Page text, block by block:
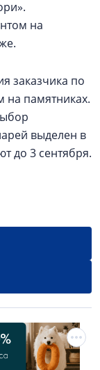
на
заказчика по
на памятниках.
выделен в
до 3 сентября.